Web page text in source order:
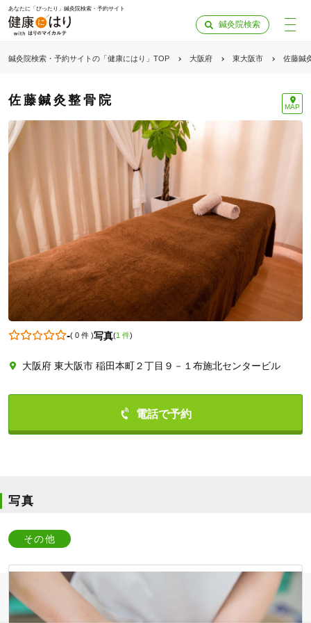
あなたに「ぴったり」鍼灸院検索・予約サイト
鍼灸院検索
鍼灸院検索・予約サイトの「健康にはり」TOP 大阪府 東大阪市 佐藤鍼
佐藤鍼灸整骨院 MAP
-( 0 件)写真(1 件)
大阪府 東大阪市 稲田本町２丁目９－１布施北センタービル
写真
その他
「健康にはりを見た」
0667433989